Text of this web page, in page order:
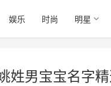
娱乐 时尚 明星
姓男宝宝名字